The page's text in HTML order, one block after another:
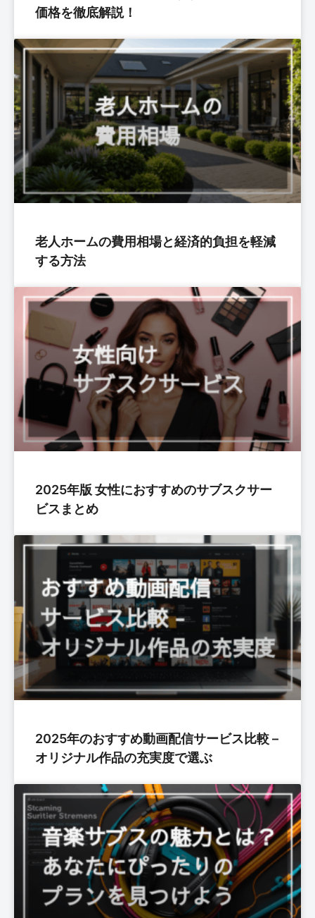
価格を徹底解説！
老人ホームの費用相場と経済的負担を軽減
する方法
2025年版 女性におすすめのサブスクサー
ビスまとめ
2025年のおすすめ動画配信サービス比較 –
オリジナル作品の充実度で選ぶ